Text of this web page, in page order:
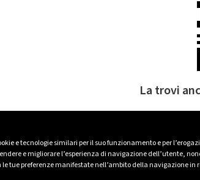
e tecnologie similari per il suo funzionamento e per
e migliorare l’esperienza di navigazione dell’utente,
tue preferenze manifestate nell’ambito della navigazione in
La trovi